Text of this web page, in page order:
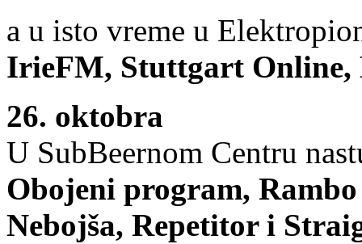
a u isto vreme u
IrieFM, Stuttgart
26. oktobra
U SubBeernom Centru
Obojeni program,
Nebojša, Repetitor i